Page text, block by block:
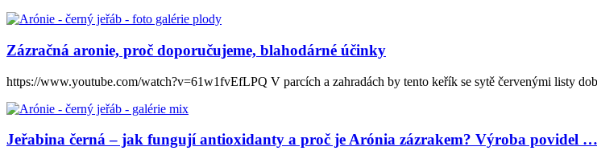
Zázračná aronie, proč doporučujeme, blahodárné účinky
https://www.youtube.com/watch?v=61w1fvEfLPQ V parcích a zahradách by tento keřík se sytě červenými listy
Jeřabina černá – jak fungují antioxidanty a proč je Arónia zázrakem? Výroba povidel …